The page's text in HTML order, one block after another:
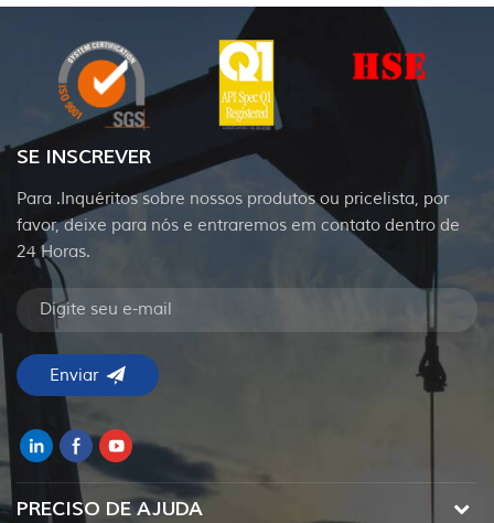
SE INSCREVER
Para .Inquéritos sobre nossos produtos ou pricelista, por
favor, deixe para nós e entraremos em contato dentro de
24 Horas.
PRECISO DE AJUDA